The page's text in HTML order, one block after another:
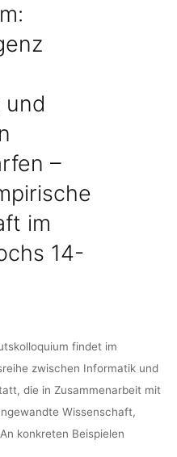
und
–
im
14-
findet im
zwischen Informatik und
die in Zusammenarbeit mit
Wissenschaft,
konkreten Beispielen